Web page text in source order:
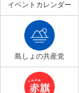
イベントカレンダー
島しょの共産党